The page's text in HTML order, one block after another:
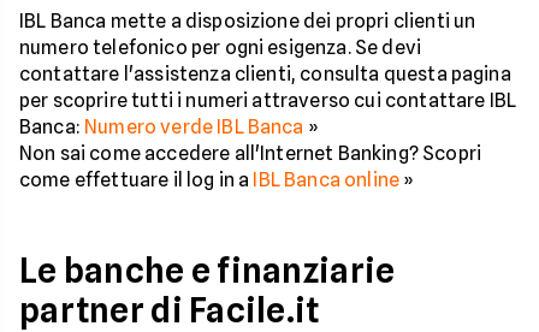
IBL Banca mette a disposizione dei propri clienti un
numero telefonico per ogni esigenza. Se devi
contattare l'assistenza clienti, consulta questa pagina
per scoprire tutti i numeri attraverso cui contattare IBL
Banca: Numero verde IBL Banca »
Non sai come accedere all'Internet Banking? Scopri
come effettuare il log in a IBL Banca online »
Le banche e finanziarie
partner di Facile.it